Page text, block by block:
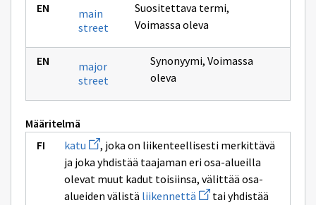
main
street
Suositettava termi,
Voimassa oleva
major
street
Synonyymi, Voimassa
oleva
Määritelmä
katu Avaa
uuden
ikkunan
sivulle
katu
, joka on liikenteellisesti merkittävä
ja joka yhdistää taajaman eri osa-alueilla
olevat muut kadut toisiinsa, välittää osa-
alueiden välistä liikennettä Avaatai yhdistää